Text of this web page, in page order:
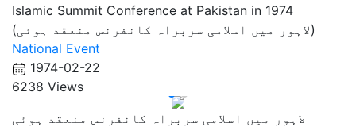
Islamic Summit Conference at Pakistan in 1974
(لاہور میں اسلامی سربراہ کانفرنس منعقد ہوئی)
National Event
1974-02-22
6238 Views
لاہور میں اسلامی سربراہ کانفرنس منعقد ہوئی